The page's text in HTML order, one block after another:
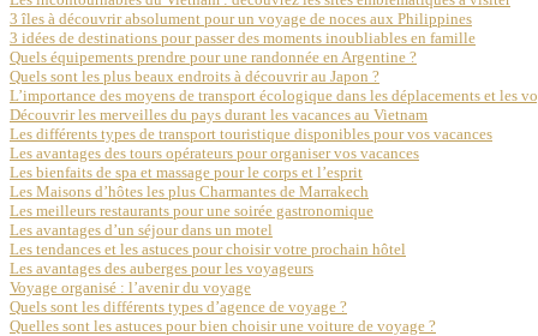
3 îles à découvrir absolument pour un voyage de noces aux Philippines
3 idées de destinations pour passer des moments inoubliables en famille
Quels équipements prendre pour une randonnée en Argentine ?
Quels sont les plus beaux endroits à découvrir au Japon ?
L’importance des moyens de transport écologique dans les déplacements et les
Découvrir les merveilles du pays durant les vacances au Vietnam
Les différents types de transport touristique disponibles pour vos vacances
Les avantages des tours opérateurs pour organiser vos vacances
Les bienfaits de spa et massage pour le corps et l’esprit
Les Maisons d’hôtes les plus Charmantes de Marrakech
Les meilleurs restaurants pour une soirée gastronomique
Les avantages d’un séjour dans un motel
Les tendances et les astuces pour choisir votre prochain hôtel
Les avantages des auberges pour les voyageurs
Voyage organisé : l’avenir du voyage
Quels sont les différents types d’agence de voyage ?
Quelles sont les astuces pour bien choisir une voiture de voyage ?